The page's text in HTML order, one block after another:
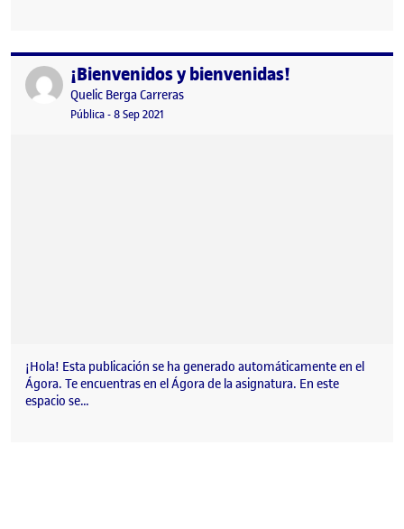
Publicado por¡Bienvenidos y bienvenidas!
Publicado por
Quelic Berga Carreras
Visibilidad:
Pública-Fecha de publicación
8 Sep 2021
¡Hola! Esta publicación se ha generado automáticamente en el
Ágora. Te encuentras en el Ágora de la asignatura. En este
espacio se…